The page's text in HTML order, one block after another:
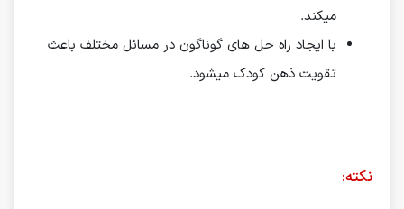
میکند.
با ایجاد راه حل های گوناگون در مسائل مختلف باعث
تقویت ذهن کودک میشود.
نکته: